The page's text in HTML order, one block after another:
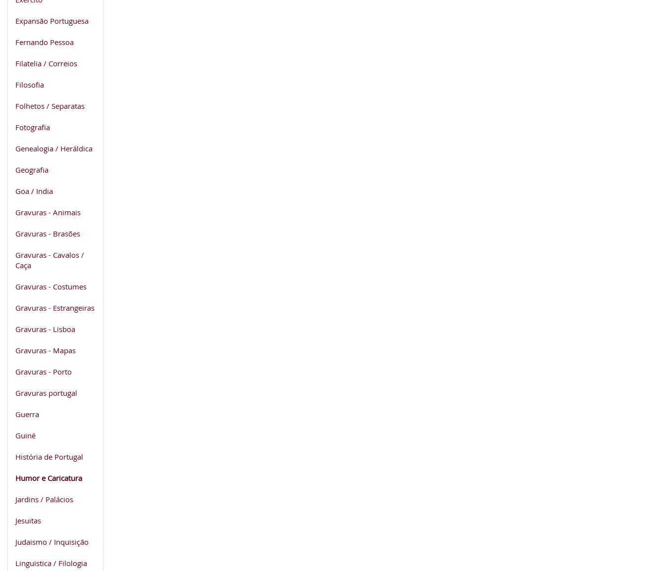
Expansão Portuguesa
Fernando Pessoa
Filatelia / Correios
Filosofia
Folhetos / Separatas
Fotografia
Genealogia / Heráldica
Geografia
Goa / India
Gravuras - Animais
Gravuras - Brasões
Gravuras - Cavalos /
Caça
Gravuras - Costumes
Gravuras - Estrangeiras
Gravuras - Lisboa
Gravuras - Mapas
Gravuras - Porto
Gravuras portugal
Guerra
Guiné
História de Portugal
Humor e Caricatura
Jardins / Palácios
Jesuitas
Judaismo / Inquisição
Linguistica / Filologia